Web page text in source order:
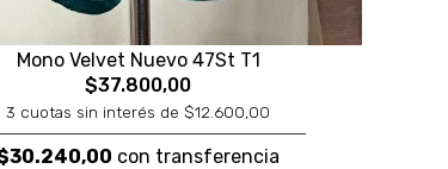
Mono Velvet Nuevo 47St T1
$37.800,00
3 cuotas sin interés de $12.600,00
con transferencia